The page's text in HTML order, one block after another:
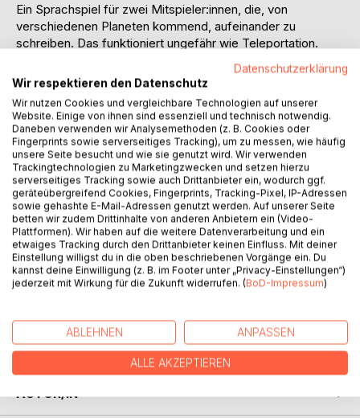
Ein Sprachspiel für zwei Mitspieler:innen, die, von
verschiedenen Planeten kommend, aufeinander zu
schreiben. Das funktioniert ungefähr wie Teleportation.
Spukhafte Fernwirkung. Es gibt erzählende, es gibt
metaphorische Partien. Eine gewisse Jasna imaginiert sich
einen Korrespondenzpartner, den sie Dichterdings nennt.
Den gibt es aber möglicherweise wirklich. Der Dichterdings
nennt Jasna in „seinen“ Beiträgen Limette. Sie ihn
Stechapfel. Der Gemeine Stechapfel (Datura stramonium)
gehört zur Familie der Nachtschattengewächse. Die
Limette besticht durch ihren süßsauren Geschmack. Und
süßsauer sind auch ihre Reflexionen über das Verhältnis
der Geschlechter. Der hochgiftige, formschöne Stechapfel
lässt an die Beschreibung des Liebesakts in David Lynchs
„Blue Velvet“ denken. Eine Vereinigung streben auch die
fiktiven Figuren an. Die bleibt gleichwohl im Fiktiven, denn
gemeinsam schwelgen sie in erotischen Erinnerungen an
Abenteuer mit unsicherem Ausgang.Werden sie kentern
oder sich retten?
AUTOR/IN
Datenschutzerklärung
Wir respektieren den Datenschutz
Wir nutzen Cookies und vergleichbare Technologien auf unserer
Website. Einige von ihnen sind essenziell und technisch notwendig.
Daneben verwenden wir Analysemethoden (z. B. Cookies oder
Fingerprints sowie serverseitiges Tracking), um zu messen, wie häufig
unsere Seite besucht und wie sie genutzt wird. Wir verwenden
Trackingtechnologien zu Marketingzwecken und setzen hierzu
serverseitiges Tracking sowie auch Drittanbieter ein, wodurch ggf.
geräteübergreifend Cookies, Fingerprints, Tracking-Pixel, IP-Adressen
sowie gehashte E-Mail-Adressen genutzt werden. Auf unserer Seite
betten wir zudem Drittinhalte von anderen Anbietern ein (Video-
Plattformen). Wir haben auf die weitere Datenverarbeitung und ein
etwaiges Tracking durch den Drittanbieter keinen Einfluss. Mit deiner
Einstellung willigst du in die oben beschriebenen Vorgänge ein. Du
kannst deine Einwilligung (z. B. im Footer unter „Privacy-Einstellungen“)
jederzeit mit Wirkung für die Zukunft widerrufen. (BoD-Impressum)
ABLEHNEN ANPASSEN
ALLE AKZEPTIEREN